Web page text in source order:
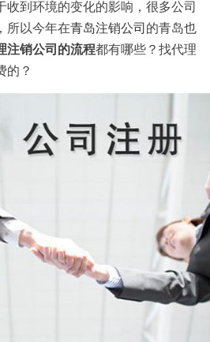
收到环境的变化的影响，很多公司
所以今年在青岛注销公司 的青岛也
注销公司的流程都有哪些？找代理
的？